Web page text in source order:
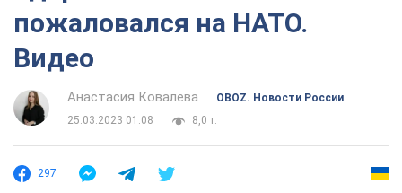
пожаловался на НАТО.
Видео
Анастасия Ковалева
OBOZ. Новости России
25.03.2023 01:08
8,0 т.
297